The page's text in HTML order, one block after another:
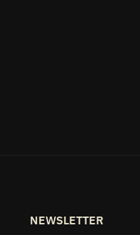
NEWSLETTER